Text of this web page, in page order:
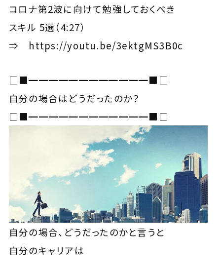
コロナ第2波に向けて勉強しておくべき
スキル 5選（4:27）
⇒ https://youtu.be/3ektgMS3B0c
□■━━━━━━━━━━━━■□
自分の場合はどうだったのか？
□■━━━━━━━━━━━━■□
自分の場合、どうだったのかと言うと
自分のキャリアは